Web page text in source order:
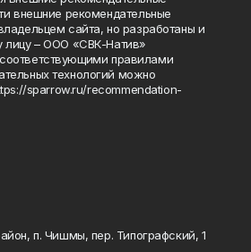
внешние рекомендательные
сайта, но разработаны и
лицу – ООО «СВК-Натив»
правилами
технологий можно
sparrow.ru/recommendation-
п. Чишмы, пер. Типографский, 1